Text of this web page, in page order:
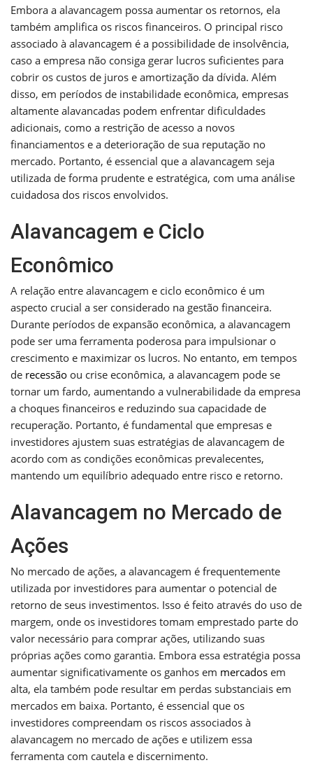
Embora a alavancagem possa aumentar os retornos, ela
também amplifica os riscos financeiros. O principal risco
associado à alavancagem é a possibilidade de insolvência,
caso a empresa não consiga gerar lucros suficientes para
cobrir os custos de juros e amortização da dívida. Além
disso, em períodos de instabilidade econômica, empresas
altamente alavancadas podem enfrentar dificuldades
adicionais, como a restrição de acesso a novos
financiamentos e a deterioração de sua reputação no
mercado. Portanto, é essencial que a alavancagem seja
utilizada de forma prudente e estratégica, com uma análise
cuidadosa dos riscos envolvidos.
Alavancagem e Ciclo
Econômico
A relação entre alavancagem e ciclo econômico é um
aspecto crucial a ser considerado na gestão financeira.
Durante períodos de expansão econômica, a alavancagem
pode ser uma ferramenta poderosa para impulsionar o
crescimento e maximizar os lucros. No entanto, em tempos
de recessão ou crise econômica, a alavancagem pode se
tornar um fardo, aumentando a vulnerabilidade da empresa
a choques financeiros e reduzindo sua capacidade de
recuperação. Portanto, é fundamental que empresas e
investidores ajustem suas estratégias de alavancagem de
acordo com as condições econômicas prevalecentes,
mantendo um equilíbrio adequado entre risco e retorno.
Alavancagem no Mercado de
Ações
No mercado de ações, a alavancagem é frequentemente
utilizada por investidores para aumentar o potencial de
retorno de seus investimentos. Isso é feito através do uso de
margem, onde os investidores tomam emprestado parte do
valor necessário para comprar ações, utilizando suas
próprias ações como garantia. Embora essa estratégia possa
aumentar significativamente os ganhos em mercados em
alta, ela também pode resultar em perdas substanciais em
mercados em baixa. Portanto, é essencial que os
investidores compreendam os riscos associados à
alavancagem no mercado de ações e utilizem essa
ferramenta com cautela e discernimento.